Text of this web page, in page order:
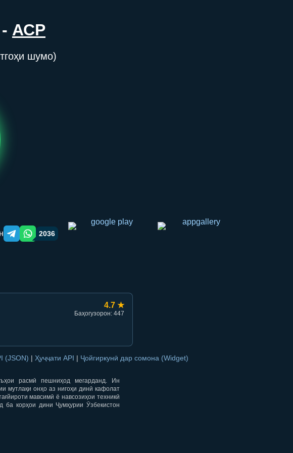
- АСР
шумо)
Telegram orqali ulashish
WhatsApp orqali ulashish
2036
4.7 ★
Баҳогузорон: 447
(JSON) | Ҳуҷҷати API | Ҷойгиркунӣ дар сомона (Widget)
расмӣ пешниҳод мегарданд. Ин
мутлақи онҳо аз нигоҳи динӣ кафолат
мавсимӣ ё навсозиҳои техникӣ
корҳои дини Ҷумҳурии Ӯзбекистон